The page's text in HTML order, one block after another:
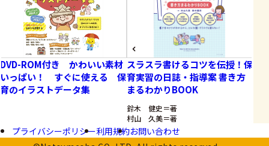
DVD-ROM付き かわいい素材
いっぱい！ すぐに使える 保
育のイラストデータ集
スラスラ書けるコツを伝授！保
育実習の日誌・指導案 書き方
まるわかりBOOK
鈴木 健史＝著
村山 久美＝著
プライバシーポリシー利用規約お問い合わせ